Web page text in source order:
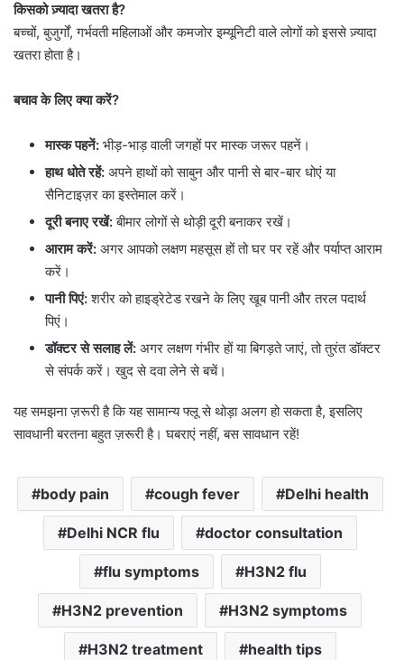
किसको ज़्यादा खतरा है?
बच्चों, बुजुर्गों, गर्भवती महिलाओं और कमजोर इम्यूनिटी वाले लोगों को इससे ज़्यादा
खतरा होता है।
बचाव के लिए क्या करें?
मास्क पहनें: भीड़-भाड़ वाली जगहों पर मास्क जरूर पहनें।
हाथ धोते रहें: अपने हाथों को साबुन और पानी से बार-बार धोएं या
सैनिटाइज़र का इस्तेमाल करें।
दूरी बनाए रखें:बीमार लोगों से थोड़ी दूरी बनाकर रखें।
आराम करें: अगर आपको लक्षण महसूस हों तो घर पर रहें और पर्याप्त आराम
करें।
पानी पिएं:शरीर को हाइड्रेटेड रखने के लिए खूब पानी और तरल पदार्थ
पिएं।
डॉक्टर से सलाह लें: अगर लक्षण गंभीर हों या बिगड़ते जाएं, तो तुरंत डॉक्टर
से संपर्क करें। खुद से दवा लेने से बचें।
यह समझना ज़रूरी है कि यह सामान्य फ्लू से थोड़ा अलग हो सकता है, इसलिए
सावधानी बरतना बहुत ज़रूरी है। घबराएं नहीं, बस सावधान रहें!
body pain cough fever Delhi health
Delhi NCR flu doctor consultation
flu symptoms H3N2 flu
H3N2 prevention H3N2 symptoms
H3N2 treatment health tips